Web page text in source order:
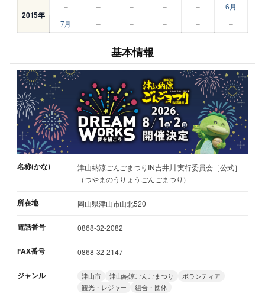
2015年
– – – – –
6月
7月
– – – – –
基本情報
名称(かな)
津山納涼ごんごまつりIN吉井川 実行委員会［公式］
（つやまのうりょうごんごまつり）
所在地 岡山県津山市山北520
電話番号 0868-32-2082
FAX番号 0868-32-2147
ジャンル 津山市 津山納涼ごんごまつり
ボランティア
観光・レジャー
組合・団体